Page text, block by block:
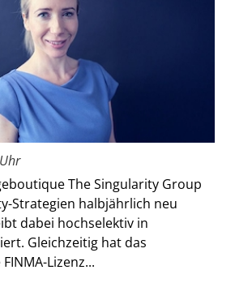
The Singularity Group
Strategien halbjährlich neu
dabei hochselektiv in
Gleichzeitig hat das
Lizenz...